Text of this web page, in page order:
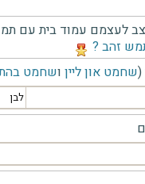
לעצמם עמוד בית עם
זהב ?‬
שחמט און ליין ושחמט
לבן